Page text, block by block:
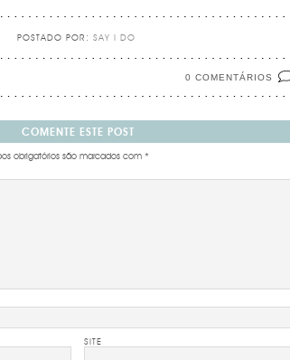
POSTADO POR: SAY I DO
0 COMENTÁRIOS
COMENTE ESTE POST
obrigatórios são marcados com *
SITE